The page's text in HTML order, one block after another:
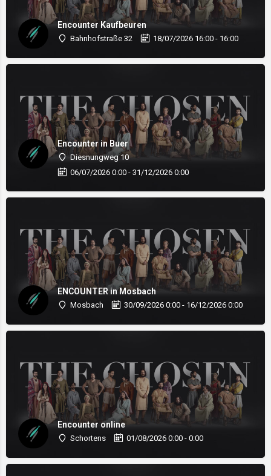
Encounter Kaufbeuren
Bahnhofstraße 32 18/07/2026 16:00 - 16:00
Encounter in Buer
Diesnungweg 10
06/07/2026 0:00 - 31/12/2026 0:00
ENCOUNTER in Mosbach
Mosbach 30/09/2026 0:00 - 16/12/2026 0:00
Encounter online
Schortens 01/08/2026 0:00 - 0:00